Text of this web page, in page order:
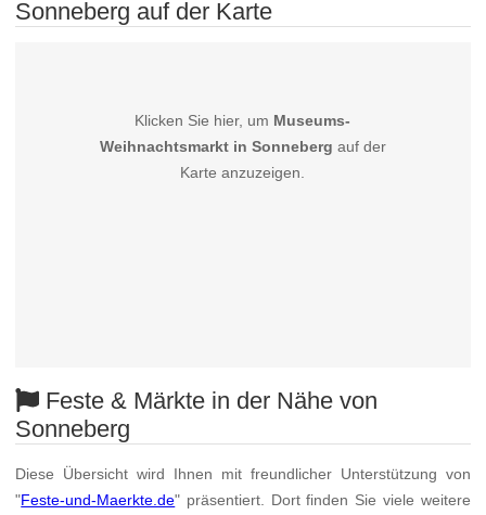
Sonneberg auf der Karte
Klicken Sie hier, um Museums-
Weihnachtsmarkt in Sonneberg auf der
Karte anzuzeigen.
Feste & Märkte in der Nähe von
Sonneberg
Diese Übersicht wird Ihnen mit freundlicher Unterstützung von
"Feste-und-Maerkte.de" präsentiert. Dort finden Sie viele weitere